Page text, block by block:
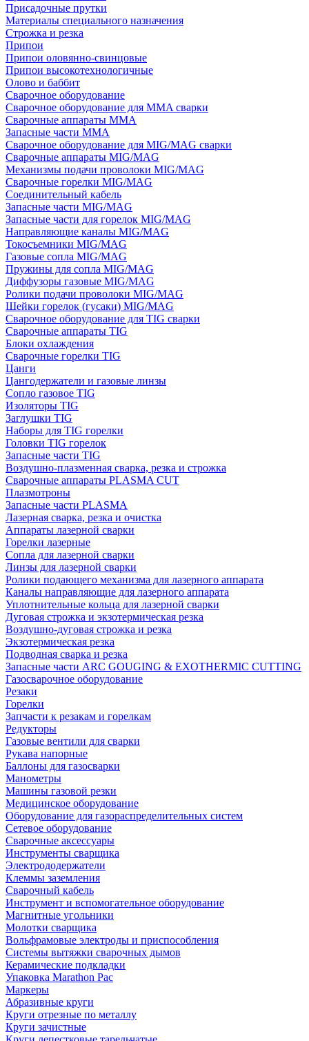
Присадочные прутки
Материалы специального назначения
Строжка и резка
Припои
Припои оловянно-свинцовые
Припои высокотехнологичные
Олово и баббит
Сварочное оборудование
Сварочное оборудование для MMA сварки
Сварочные аппараты MMA
Запасные части MMA
Сварочное оборудование для MIG/MAG сварки
Сварочные аппараты MIG/MAG
Механизмы подачи проволоки MIG/MAG
Сварочные горелки MIG/MAG
Соединительный кабель
Запасные части MIG/MAG
Запасные части для горелок MIG/MAG
Направляющие каналы MIG/MAG
Токосъемники MIG/MAG
Газовые сопла MIG/MAG
Пружины для сопла MIG/MAG
Диффузоры газовые MIG/MAG
Ролики подачи проволоки MIG/MAG
Шейки горелок (гусаки) MIG/MAG
Сварочное оборудование для TIG сварки
Сварочные аппараты TIG
Блоки охлаждения
Сварочные горелки TIG
Цанги
Цангодержатели и газовые линзы
Сопло газовое TIG
Изоляторы TIG
Заглушки TIG
Наборы для TIG горелки
Головки TIG горелок
Запасные части TIG
Воздушно-плазменная сварка, резка и строжка
Сварочные аппараты PLASMA CUT
Плазмотроны
Запасные части PLASMA
Лазерная сварка, резка и очистка
Аппараты лазерной сварки
Горелки лазерные
Сопла для лазерной сварки
Линзы для лазерной сварки
Ролики подающего механизма для лазерного аппарата
Каналы направляющие для лазерного аппарата
Уплотнительные кольца для лазерной сварки
Дуговая строжка и экзотермическая резка
Воздушно-дуговая строжка и резка
Экзотермическая резка
Подводная сварка и резка
Запасные части ARC GOUGING & EXOTHERMIC CUTTING
Газосварочное оборудование
Резаки
Горелки
Запчасти к резакам и горелкам
Редукторы
Газовые вентили для сварки
Рукава напорные
Баллоны для газосварки
Манометры
Машины газовой резки
Медицинское оборудование
Оборудование для газораспределительных систем
Сетевое оборудование
Сварочные аксессуары
Инструменты сварщика
Электрододержатели
Клеммы заземления
Сварочный кабель
Инструмент и вспомогательное оборудование
Магнитные угольники
Молотки сварщика
Вольфрамовые электроды и приспособления
Системы вытяжки сварочных дымов
Керамические подкладки
Упаковка Marathon Pac
Маркеры
Абразивные круги
Круги отрезные по металлу
Круги зачистные